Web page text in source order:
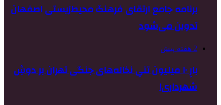
برنامه جامع ارتقای فرهنگ محیط‌زیستی اصفهان
تدوین می‌شود
2 هفته پیش
بارِ ۱۰ میلیون تنیِ نخاله‌های جنگی تهران بر دوشِ
شهرداری!